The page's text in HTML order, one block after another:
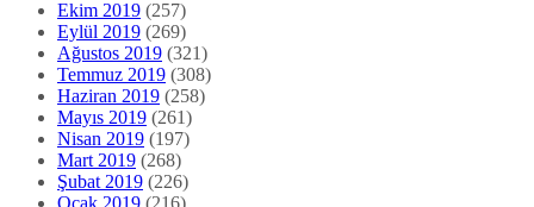
Ekim 2019 (257)
Eylül 2019 (269)
Ağustos 2019 (321)
Temmuz 2019 (308)
Haziran 2019 (258)
Mayıs 2019 (261)
Nisan 2019 (197)
Mart 2019 (268)
Şubat 2019 (226)
Ocak 2019 (216)